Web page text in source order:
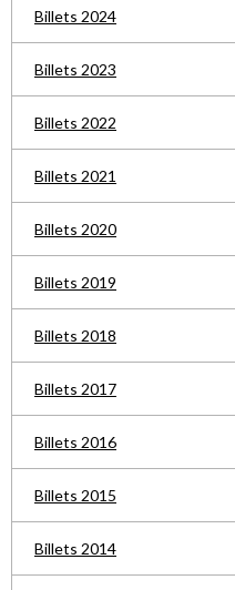
Billets 2024
Billets 2023
Billets 2022
Billets 2021
Billets 2020
Billets 2019
Billets 2018
Billets 2017
Billets 2016
Billets 2015
Billets 2014